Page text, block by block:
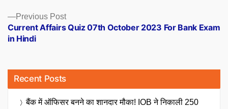
Previous PostPrevious
post:
Current Affairs Quiz 07th October 2023 For Bank Exam
in Hindi
Recent Posts
बैंक में ऑफिसर बनने का शानदार मौका! IOB ने निकाली 250